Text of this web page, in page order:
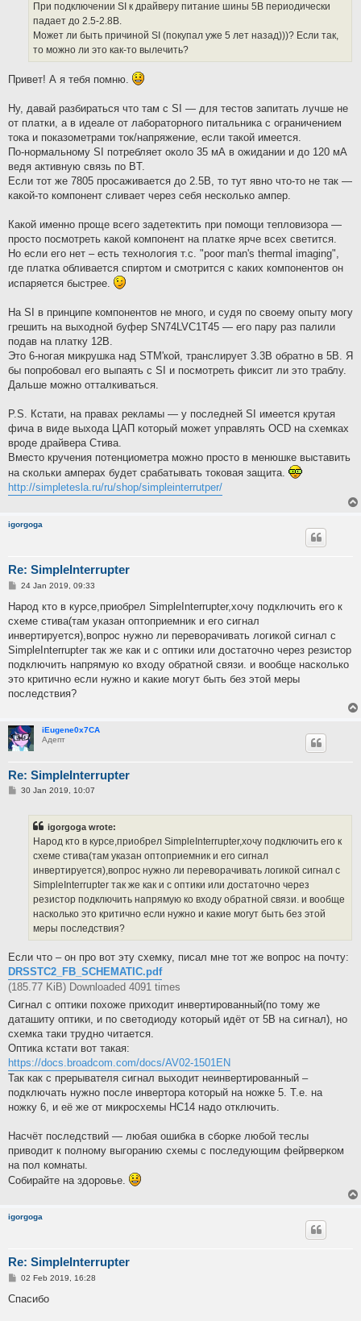
При подключении SI к драйверу питание шины 5В периодически
падает до 2.5-2.8В.
Может ли быть причиной SI (покупал уже 5 лет назад)))? Если так,
то можно ли это как-то вылечить?
Привет! А я тебя помню.
Ну, давай разбираться что там с SI — для тестов запитать лучше не
от платки, а в идеале от лабораторного питальника с ограничением
тока и показометрами ток/напряжение, если такой имеется.
По-нормальному SI потребляет около 35 мА в ожидании и до 120 мА
ведя активную связь по BT.
Если тот же 7805 просаживается до 2.5В, то тут явно что-то не так —
какой-то компонент сливает через себя несколько ампер.
Какой именно проще всего задетектить при помощи тепловизора —
просто посмотреть какой компонент на платке ярче всех светится.
Но если его нет – есть технология т.с. "poor man's thermal imaging",
где платка обливается спиртом и смотрится с каких компонентов он
испаряется быстрее.
На SI в принципе компонентов не много, и судя по своему опыту могу
грешить на выходной буфер SN74LVC1T45 — его пару раз палили
подав на платку 12В.
Это 6-ногая микрушка над STM'кой, транслирует 3.3В обратно в 5В. Я
бы попробовал его выпаять с SI и посмотреть фиксит ли это траблу.
Дальше можно отталкиваться.
P.S. Кстати, на правах рекламы — у последней SI имеется крутая
фича в виде выхода ЦАП который может управлять OCD на схемках
вроде драйвера Стива.
Вместо кручения потенциометра можно просто в менюшке выставить
на скольки амперах будет срабатывать токовая защита.
http://simpletesla.ru/ru/shop/simpleinterrutper/
igorgoga
Re: SimpleInterrupter
P
s
24 Jan 2019, 09:33
Народ кто в курсе,приобрел SimpleInterrupter,хочу подключить его к
схеме стива(там указан оптоприемник и его сигнал
инвертируется),вопрос нужно ли переворачивать логикой сигнал с
SimpleInterrupter так же как и с оптики или достаточно через резистор
подключить напрямую ко входу обратной связи. и вообще насколько
это критично если нужно и какие могут быть без этой меры
последствия?
iEugene0x7CA
Адепт
Re: SimpleInterrupter
P30 Jan 2019, 10:07
igorgoga wrote:
Народ кто в курсе,приобрел SimpleInterrupter,хочу подключить его к
схеме стива(там указан оптоприемник и его сигнал
инвертируется),вопрос нужно ли переворачивать логикой сигнал с
SimpleInterrupter так же как и с оптики или достаточно через
резистор подключить напрямую ко входу обратной связи. и вообще
насколько это критично если нужно и какие могут быть без этой
меры последствия?
Если что – он про вот эту схемку, писал мне тот же вопрос на почту:
DRSSTC2_FB_SCHEMATIC.pdf
(185.77 KiB) Downloaded 4091 times
Сигнал с оптики похоже приходит инвертированный(по тому же
даташиту оптики, и по светодиоду который идёт от 5В на сигнал), но
схемка таки трудно читается.
Оптика кстати вот такая:
https://docs.broadcom.com/docs/AV02-1501EN
Так как с прерывателя сигнал выходит неинвертированный –
подключать нужно после инвертора который на ножке 5. Т.е. на
ножку 6, и её же от микросхемы HC14 надо отключить.
Насчёт последствий — любая ошибка в сборке любой теслы
приводит к полному выгоранию схемы с последующим фейрверком
на пол комнаты.
Собирайте на здоровье.
igorgoga
Re: SimpleInterrupter
P
s
02 Feb 2019, 16:28
Спасибо